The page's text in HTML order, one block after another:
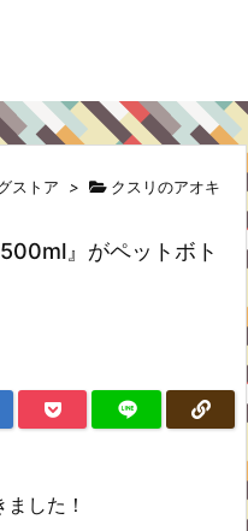
ストア > クスリのアオキ
』がペットボト
した！